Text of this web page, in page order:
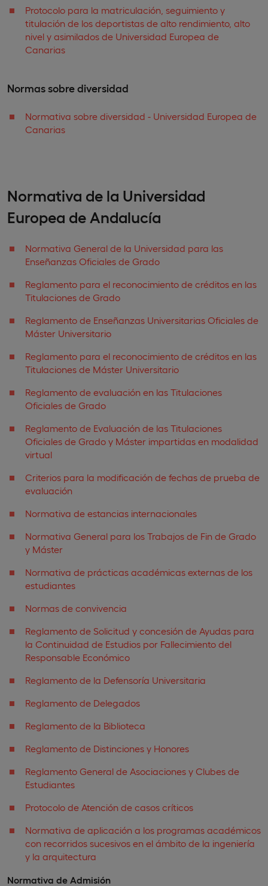
Protocolo para la matriculación, seguimiento y
titulación de los deportistas de alto rendimiento, alto
nivel y asimilados de Universidad Europea de
Canarias
Normas sobre diversidad
Normativa sobre diversidad - Universidad Europea de
Canarias
Normativa de la Universidad
Europea de Andalucía
Normativa General de la Universidad para las
Enseñanzas Oficiales de Grado
Reglamento para el reconocimiento de créditos en las
Titulaciones de Grado
Reglamento de Enseñanzas Universitarias Oficiales de
Máster Universitario
Reglamento para el reconocimiento de créditos en las
Titulaciones de Máster Universitario
Reglamento de evaluación en las Titulaciones
Oficiales de Grado
Reglamento de Evaluación de las Titulaciones
Oficiales de Grado y Máster impartidas en modalidad
virtual
Criterios para la modificación de fechas de prueba de
evaluación
Normativa de estancias internacionales
Normativa General para los Trabajos de Fin de Grado
y Máster
Normativa de prácticas académicas externas de los
estudiantes
Normas de convivencia
Reglamento de Solicitud y concesión de Ayudas para
la Continuidad de Estudios por Fallecimiento del
Responsable Económico
Reglamento de la Defensoría Universitaria
Reglamento de Delegados
Reglamento de la Biblioteca
Reglamento de Distinciones y Honores
Reglamento General de Asociaciones y Clubes de
Estudiantes
Protocolo de Atención de casos críticos
Normativa de aplicación a los programas académicos
con recorridos sucesivos en el ámbito de la ingeniería
y la arquitectura
Normativa de Admisión